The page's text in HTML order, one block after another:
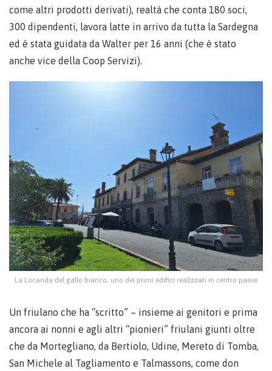
come altri prodotti derivati), realtà che conta 180 soci,
300 dipendenti, lavora latte in arrivo da tutta la Sardegna
ed è stata guidata da Walter per 16 anni (che è stato
anche vice della Coop Servizi).
La Locanda del gallo bianco, uno dei primi edifici realizzati in centro paese
Un friulano che ha “scritto” – insieme ai genitori e prima
ancora ai nonni e agli altri “pionieri” friulani giunti oltre
che da Mortegliano, da Bertiolo, Udine, Mereto di Tomba,
San Michele al Tagliamento e Talmassons, come don